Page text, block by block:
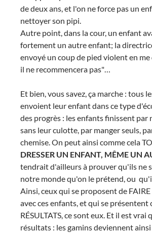
de deux ans, et l'on ne force pas un
nettoyer son pipi.
Autre point, dans la cour, un enfant
fortement un autre enfant; la
envoyé un coup de pied violent en me
il ne recommencera pas"…
Et bien, vous savez, ça marche : tous
envoient leur enfant dans ce type
des progrès : les enfants finissent par
sans leur culotte, par manger seuls,
chemise. On peut ainsi comme cela
DRESSER UN ENFANT, MÊME UN
tendrait d'ailleurs à prouver qu'ils ne
notre monde qu'on le prétend, ou
Ainsi, ceux qui se proposent de
avec ces enfants, et qui se présentent
RÉSULTATS, ce sont eux. Et il est vrai
résultats : les gamins deviennent